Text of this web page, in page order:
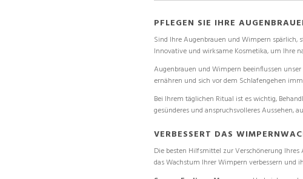
PFLEGEN SIE IHRE
Sind Ihre Augenbrauen und Wimpern spärlich,
Innovative und wirksame Kosmetika, um Ihre
Augenbrauen und Wimpern beeinflussen
ernähren und sich vor dem Schlafengehen
Bei Ihrem täglichen Ritual ist es wichtig,
gesünderes und anspruchsvolleres Aussehen,
VERBESSERT DAS
Die besten Hilfsmittel zur Verschönerung
das Wachstum Ihrer Wimpern verbessern und